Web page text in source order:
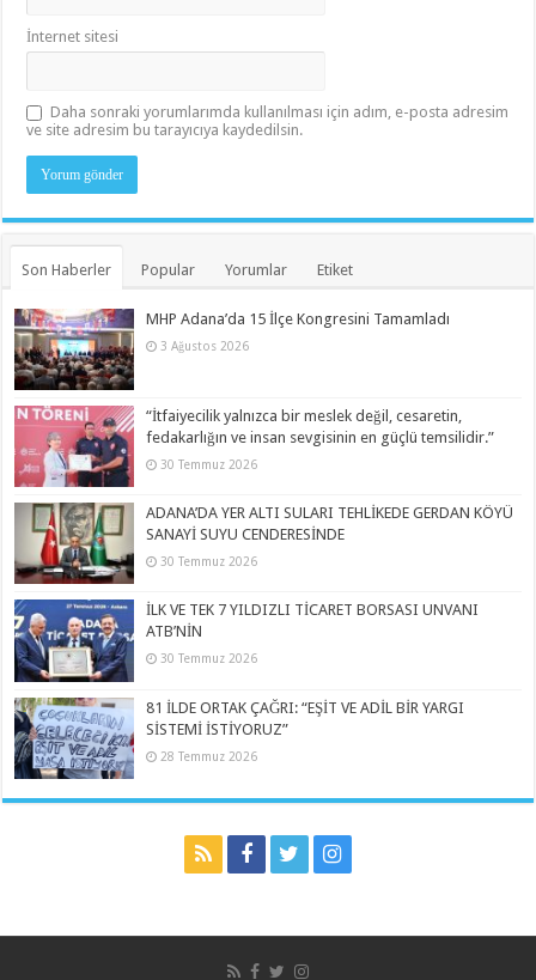
İnternet sitesi
Daha sonraki yorumlarımda kullanılması için adım, e-posta adresim
ve site adresim bu tarayıcıya kaydedilsin.
Son Haberler Popular Yorumlar Etiket
MHP Adana’da 15 İlçe Kongresini Tamamladı
3 Ağustos 2026
“İtfaiyecilik yalnızca bir meslek değil, cesaretin,
fedakarlığın ve insan sevgisinin en güçlü temsilidir.”
30 Temmuz 2026
ADANA’DA YER ALTI SULARI TEHLİKEDE GERDAN KÖYÜ
SANAYİ SUYU CENDERESİNDE
30 Temmuz 2026
İLK VE TEK 7 YILDIZLI TİCARET BORSASI UNVANI
ATB’NİN
30 Temmuz 2026
81 İLDE ORTAK ÇAĞRI: “EŞİT VE ADİL BİR YARGI
SİSTEMİ İSTİYORUZ”
28 Temmuz 2026